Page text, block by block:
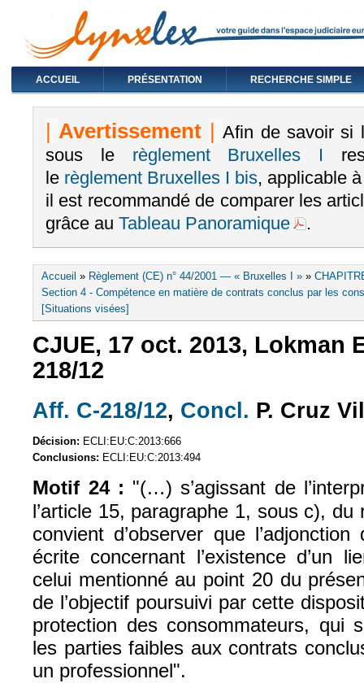
ACCUEIL PRÉSENTATION RECHERCHE SIMPLE
|Avertissement | Afin de savoir si
sous le règlement Bruxelles I
le règlement Bruxelles I bis, applicable
il est recommandé de comparer les
grâce au Tableau Panoramique .
Vous êtes ici
Accueil » Règlement (CE) n° 44/2001 — « Bruxelles I » »
Section 4 - Compétence en matière de contrats conclus par les
[Situations visées]
CJUE, 17 oct. 2013, Lokman
218/12
Aff. C-218/12 (le lien est externe)
, Concl. (le lien est
P. Cruz
Décision: ECLI:EU:C:2013:666
Conclusions: ECLI:EU:C:2013:494
Motif 24 : "(…) s’agissant de
l’article 15, paragraphe 1, sous c), du
convient d’observer que
écrite concernant l’existence d’un
celui mentionné au point 20 du
de l’objectif poursuivi par cette
protection des consommateurs, qui
les parties faibles aux contrats
un professionnel".